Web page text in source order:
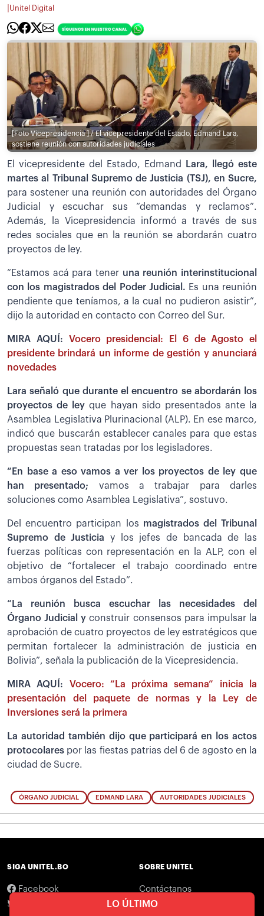
LO ÚLTIMO
Unitel Digital
[Foto Vicepresidencia ] / El vicepresidente del Estado, Edmand Lara,
sostiene reunión con autoridades judiciales
El vicepresidente del Estado, Edmand
Lara, llegó este
martes al Tribunal Supremo de Justicia (TSJ), en Sucre,
para sostener una reunión con autoridades del Órgano
Judicial y escuchar sus “demandas y reclamos”.
Además, la Vicepresidencia informó a través de sus
redes sociales que en la reunión se abordarán cuatro
proyectos de ley.
“Estamos acá para tener una reunión interinstitucional
con los magistrados del Poder Judicial. Es una reunión
pendiente que teníamos, a la cual no pudieron asistir”,
dijo la autoridad en contacto con Correo del Sur.
MIRA AQUÍ: Vocero presidencial: El 6 de Agosto el
presidente brindará un informe de gestión y anunciará
novedades
Lara señaló que durante el encuentro se abordarán los
proyectos de leyque hayan sido presentados ante la
Asamblea Legislativa Plurinacional (ALP). En ese marco,
indicó que buscarán establecer canales para que estas
propuestas sean tratadas por los legisladores.
“En base a eso vamos a ver los proyectos de ley que
han presentado; vamos a trabajar para darles
soluciones como Asamblea Legislativa”, sostuvo.
Del encuentro participan los magistrados del Tribunal
Supremo de Justicia y los jefes de bancada de las
fuerzas políticas con representación en la ALP, con el
objetivo de “fortalecer el trabajo coordinado entre
ambos órganos del Estado”.
“La reunión busca escuchar las necesidades del
Órgano Judicial y construir consensos para impulsar la
aprobación de cuatro proyectos de ley estratégicos que
permitan fortalecer la administración de justicia en
Bolivia”, señala la publicación de la Vicepresidencia.
MIRA AQUÍ: Vocero: “La próxima semana” inicia la
presentación del paquete de normas y la Ley de
Inversiones será la primera
La autoridad también dijo que participará en los actos
protocolares por las fiestas patrias del 6 de agosto en la
ciudad de Sucre.
ÓRGANO JUDICIAL EDMAND LARA AUTORIDADES JUDICIALES
SIGA UNITEL.BO
Facebook
SOBRE UNITEL
Contáctanos
Legales